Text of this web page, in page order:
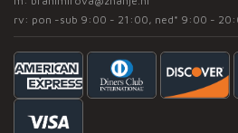
rv: pon -sub 9:00 - 21:00, ned* 9:00 -